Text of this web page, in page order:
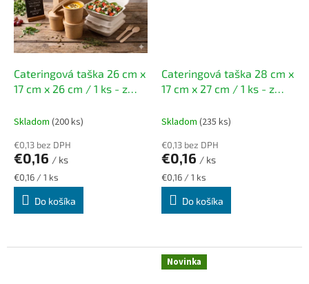
Cateringová taška 26 cm x
17 cm x 26 cm / 1 ks - z
plochým uchom
Skladom (200 ks)
€0,13 bez DPH
€0,16 / ks
Jednotková
cena:
€0,16 / 1 ks
Do košíka
Cateringová taška 28 cm x
17 cm x 27 cm / 1 ks - z
plochým uchom
Skladom (235 ks)
€0,13 bez DPH
€0,16 / ks
Jednotková
cena:
€0,16 / 1 ks
Do košíka
Novinka